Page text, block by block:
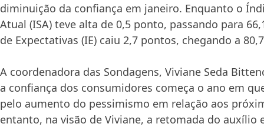
diminuição da confiança em janeiro. Enquanto o
Atual (ISA) teve alta de 0,5 ponto, passando para
de Expectativas (IE) caiu 2,7 pontos, chegando a
A coordenadora das Sondagens, Viviane Seda
a confiança dos consumidores começa o ano em
pelo aumento do pessimismo em relação aos
entanto, na visão de Viviane, a retomada do auxílio